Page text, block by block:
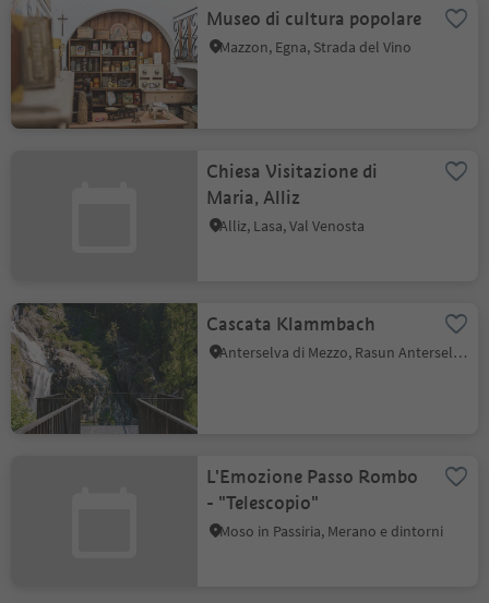
Museo di cultura popolare
Mazzon, Egna, Strada del Vino
Chiesa Visitazione di
Maria, Alliz
Alliz, Lasa, Val Venosta
Cascata Klammbach
Anterselva di Mezzo, Rasun Anterselva, Regione dolomitica Plan de Corones
L'Emozione Passo Rombo
- "Telescopio"
Moso in Passiria, Merano e dintorni